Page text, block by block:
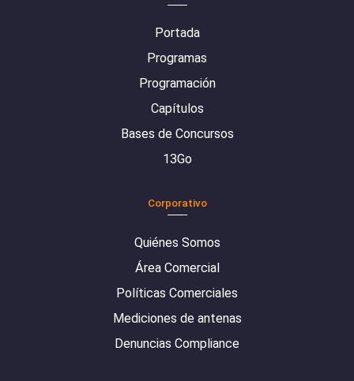
Portada
Programas
Programación
Capítulos
Bases de Concursos
13Go
Corporativo
Quiénes Somos
Área Comercial
Políticas Comerciales
Mediciones de antenas
Denuncias Compliance